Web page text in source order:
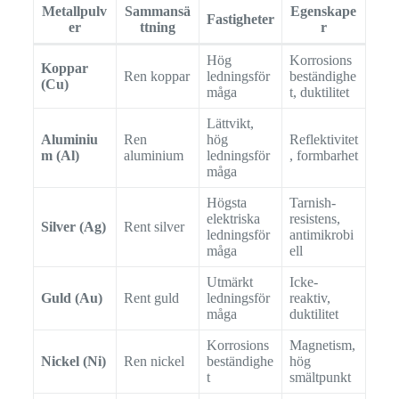
Metallpulv
er
Sammansä
ttning
Fastigheter
Egenskape
r
Koppar
(Cu)
Ren koppar
Hög
ledningsför
måga
Korrosions
beständighe
t, duktilitet
Aluminiu
m (Al)
Ren
aluminium
Lättvikt,
hög
ledningsför
måga
Reflektivitet
, formbarhet
Silver (Ag) Rent silver
Högsta
elektriska
ledningsför
måga
Tarnish-
resistens,
antimikrobi
ell
Guld (Au) Rent guld
Utmärkt
ledningsför
måga
Icke-
reaktiv,
duktilitet
Nickel (Ni) Ren nickel
Korrosions
beständighe
t
Magnetism,
hög
smältpunkt